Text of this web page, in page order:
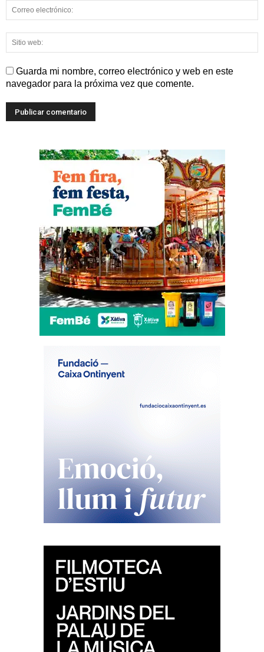
Guarda mi nombre, correo electrónico y web en este
navegador para la próxima vez que comente.